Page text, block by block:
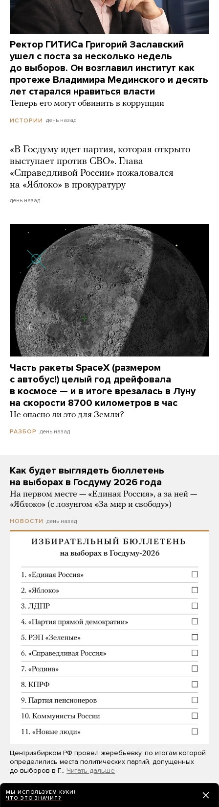
Ректор ГИТИСа Григорий Заславский
ушел с поста за несколько недель
до выборов. Он возглавил институт как
протеже Владимира Мединского и десять
лет старался нравиться власти
Теперь его могут обвинить в коррупции
ИСТОРИИ день назад
«В Госдуму идет партия, которая открыто
выступает против СВО». Глава
«Справедливой России» пожаловался
на «Яблоко» в прокуратуру
день назад
Часть ракеты SpaceX (размером
с автобус!) целый год дрейфовала
в космосе — и в итоге врезалась в Луну
на скорости 8700 километров в час
Не опасно ли это для Земли?
РАЗБОР день назад
Как будет выглядеть бюллетень
на выборах в Госдуму 2026 года
На первом месте — «Единая Россия», а за ней —
«Яблоко» (с лозунгом «За мир и свободу»)
НОВОСТИ день назад
Центризбирком РФ провел жеребьевку, по итогам которой
определились места политических партий, допущенных
до выборов в Г… Читать дальше
МЫ ИСПОЛЬЗУЕМ КУКИ!
ЧТО ЭТО ЗНАЧИТ?